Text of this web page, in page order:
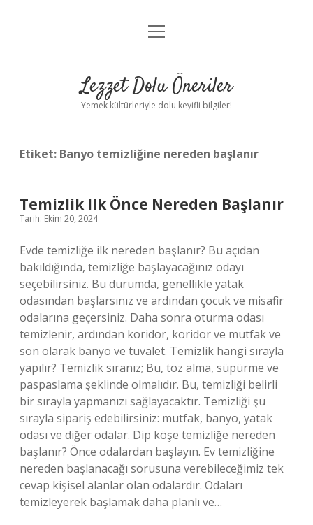
Anasayfa
Yasal Uyarı
menüyü
Lezzet Dolu Öneriler
Yemek kültürleriyle dolu keyifli bilgiler!
Etiket: Banyo temizliğine nereden başlanır
Temizlik Ilk Önce Nereden Başlanır
Tarih: Ekim 20, 2024
Evde temizliğe ilk nereden başlanır? Bu açıdan
bakıldığında, temizliğe başlayacağınız odayı
seçebilirsiniz. Bu durumda, genellikle yatak
odasından başlarsınız ve ardından çocuk ve misafir
odalarına geçersiniz. Daha sonra oturma odası
temizlenir, ardından koridor, koridor ve mutfak ve
son olarak banyo ve tuvalet. Temizlik hangi sırayla
yapılır? Temizlik sıranız; Bu, toz alma, süpürme ve
paspaslama şeklinde olmalıdır. Bu, temizliği belirli
bir sırayla yapmanızı sağlayacaktır. Temizliği şu
sırayla sipariş edebilirsiniz: mutfak, banyo, yatak
odası ve diğer odalar. Dip köşe temizliğe nereden
başlanır? Önce odalardan başlayın. Ev temizliğine
nereden başlanacağı sorusuna verebileceğimiz tek
cevap kişisel alanlar olan odalardır. Odaları
temizleyerek başlamak daha planlı ve…